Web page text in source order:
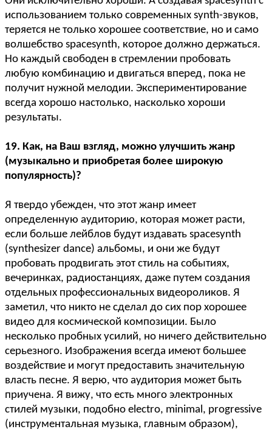
использованием только современных synth-звуков,
теряется не только хорошее соответствие, но и само
волшебство spacesynth, которое должно держаться.
Но каждый свободен в стремлении пробовать
любую комбинацию и двигаться вперед, пока не
получит нужной мелодии. Экспериментирование
всегда хорошо настолько, насколько хороши
результаты.
19. Как, на Ваш взгляд, можно улучшить жанр
(музыкально и приобретая более широкую
популярность)?
Я твердо убежден, что этот жанр имеет
определенную аудиторию, которая может расти,
если больше лейблов будут издавать spacesynth
(synthesizer dance) альбомы, и они же будут
пробовать продвигать этот стиль на событиях,
вечеринках, радиостанциях, даже путем создания
отдельных профессиональных видеороликов. Я
заметил, что никто не сделал до сих пор хорошее
видео для космической композиции. Было
несколько пробных усилий, но ничего действительно
серьезного. Изображения всегда имеют большее
воздействие и могут предоставить значительную
власть песне. Я верю, что аудитория может быть
приучена. Я вижу, что есть много электронных
стилей музыки, подобно electro, minimal, progressive
(инструментальная музыка, главным образом),